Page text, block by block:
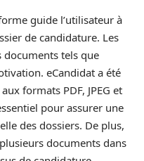
guide l’utilisateur à
de candidature. Les
tels que
eCandidat a été
formats PDF, JPEG et
pour assurer une
des dossiers. De plus,
documents dans